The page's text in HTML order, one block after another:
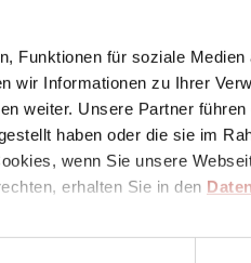
Funktionen für soziale Medien
wir Informationen zu Ihrer
weiter. Unsere Partner
haben oder die sie im
wenn Sie unsere
erhalten Sie in den